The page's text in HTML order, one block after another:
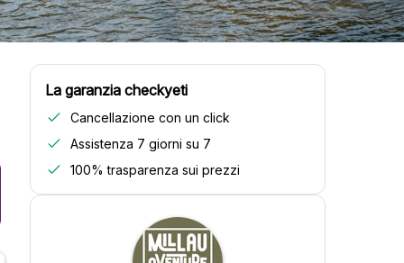
La garanzia checkyeti
Cancellazione con un click
Assistenza 7 giorni su 7
100% trasparenza sui prezzi